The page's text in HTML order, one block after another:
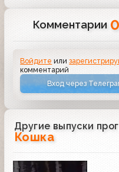
Комментарии
Войдите или
комментарий
Вход через
Другие выпуски
Кошка